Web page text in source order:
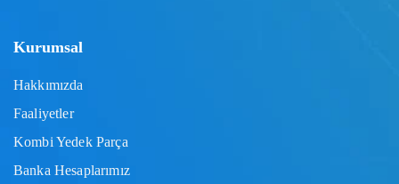
Kurumsal
Hakkımızda
Faaliyetler
Kombi Yedek Parça
Banka Hesaplarımız